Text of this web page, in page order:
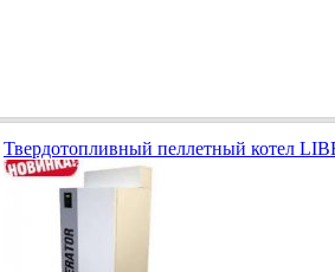
Твердотопливный пеллетный котел